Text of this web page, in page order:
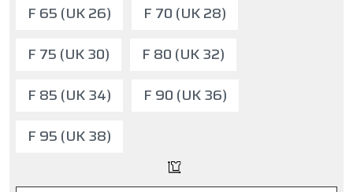
F 65 (UK 26)
F 70 (UK 28)
F 75 (UK 30)
F 80 (UK 32)
F 85 (UK 34)
F 90 (UK 36)
F 95 (UK 38)